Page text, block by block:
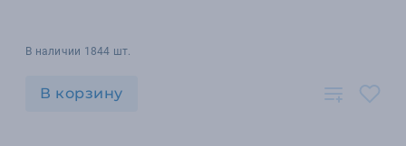
В наличии 1844 шт.
В корзину